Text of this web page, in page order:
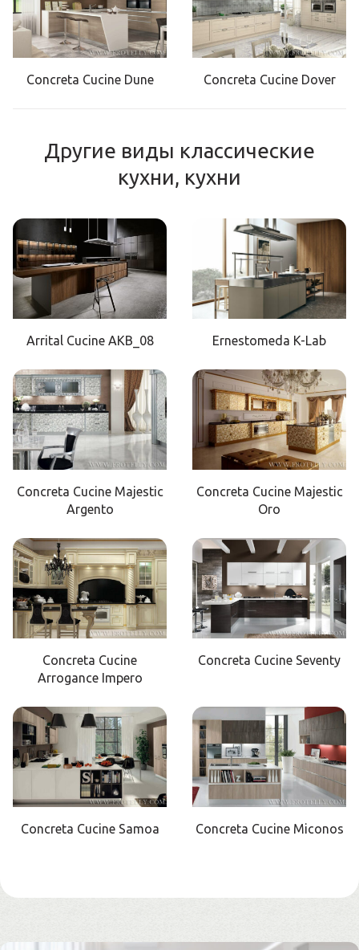
Concreta Cucine Dune Concreta Cucine Dover
Другие виды классические
кухни, кухни
Arrital Cucine AKB_08 Ernestomeda K-Lab
Concreta Cucine Majestic
Argento
Concreta Cucine Majestic
Oro
Concreta Cucine
Arrogance Impero
Concreta Cucine Seventy
Concreta Cucine Samoa Concreta Cucine Miconos